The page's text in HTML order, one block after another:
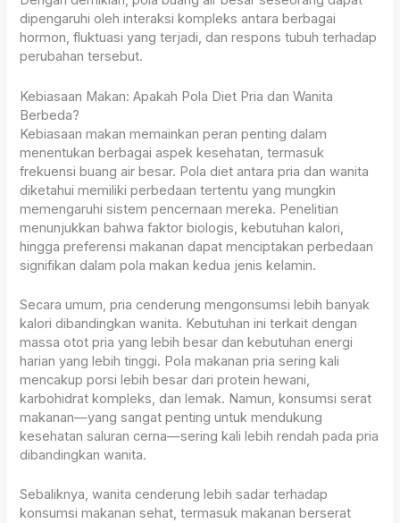
dipengaruhi oleh interaksi kompleks antara berbagai
hormon, fluktuasi yang terjadi, dan respons tubuh terhadap
perubahan tersebut.
Kebiasaan Makan: Apakah Pola Diet Pria dan Wanita
Berbeda?
Kebiasaan makan memainkan peran penting dalam
menentukan berbagai aspek kesehatan, termasuk
frekuensi buang air besar. Pola diet antara pria dan wanita
diketahui memiliki perbedaan tertentu yang mungkin
memengaruhi sistem pencernaan mereka. Penelitian
menunjukkan bahwa faktor biologis, kebutuhan kalori,
hingga preferensi makanan dapat menciptakan perbedaan
signifikan dalam pola makan kedua jenis kelamin.
Secara umum, pria cenderung mengonsumsi lebih banyak
kalori dibandingkan wanita. Kebutuhan ini terkait dengan
massa otot pria yang lebih besar dan kebutuhan energi
harian yang lebih tinggi. Pola makanan pria sering kali
mencakup porsi lebih besar dari protein hewani,
karbohidrat kompleks, dan lemak. Namun, konsumsi serat
makanan—yang sangat penting untuk mendukung
kesehatan saluran cerna—sering kali lebih rendah pada pria
dibandingkan wanita.
Sebaliknya, wanita cenderung lebih sadar terhadap
konsumsi makanan sehat, termasuk makanan berserat